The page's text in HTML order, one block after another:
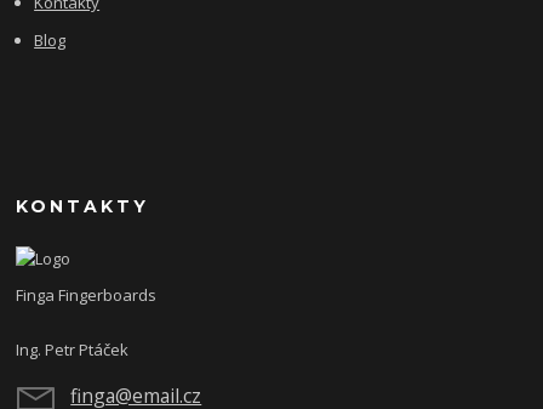
Blog
KONTAKTY
Finga Fingerboards
Ing. Petr Ptáček
finga@email.cz